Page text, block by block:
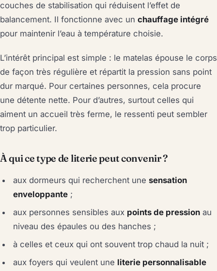
couches de stabilisation qui réduisent l’effet de
balancement. Il fonctionne avec un chauffage intégré
pour maintenir l’eau à température choisie.
L’intérêt principal est simple : le matelas épouse le corps
de façon très régulière et répartit la pression sans point
dur marqué. Pour certaines personnes, cela procure
une détente nette. Pour d’autres, surtout celles qui
aiment un accueil très ferme, le ressenti peut sembler
trop particulier.
À qui ce type de literie peut convenir ?
aux dormeurs qui recherchent unesensation
enveloppante ;
aux personnes sensibles aux points de pression au
niveau des épaules ou des hanches ;
à celles et ceux qui ont souvent trop chaud la nuit ;
aux foyers qui veulent une literie personnalisable